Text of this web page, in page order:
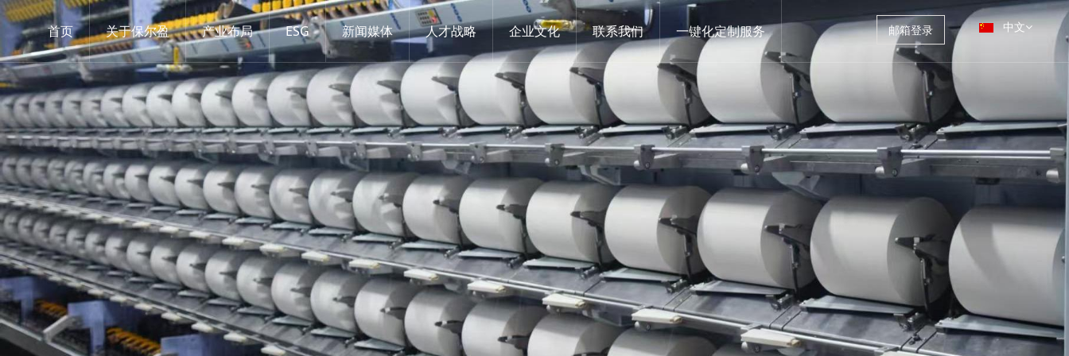
中文
邮箱登录
首页 关于保尔盈 产业布局 ESG 新闻媒体 人才战略 企业文化 联系我们 一键化定制服务